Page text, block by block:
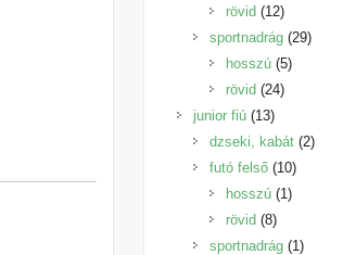
rövid 1212
termék
sportnadrág 2929
hosszú 55
rövid 2424
junior fiú 1313
termék
dzseki, kabát 22
futó felső 1010
termék
hosszú 11
rövid 88
termék
sportnadrág 11